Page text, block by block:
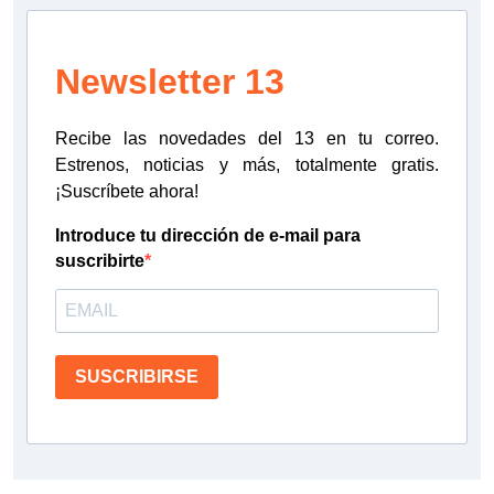
Newsletter 13
Recibe las novedades del 13 en tu correo.
Estrenos, noticias y más, totalmente gratis.
¡Suscríbete ahora!
Introduce tu dirección de e-mail para
suscribirte
SUSCRIBIRSE